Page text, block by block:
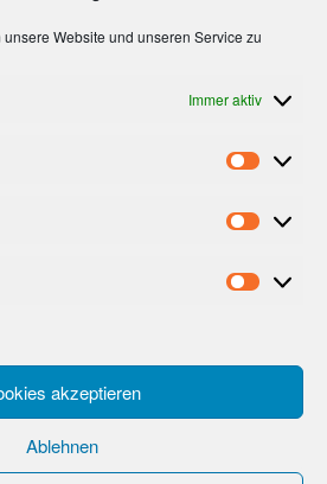
Website und unseren Service zu
Immer aktiv
akzeptieren
Ablehnen
HAUSUNDBAU MESSE RIED 2017
– Alle Rechte vorbehalten
Entworfen mit demCustomizr-Theme